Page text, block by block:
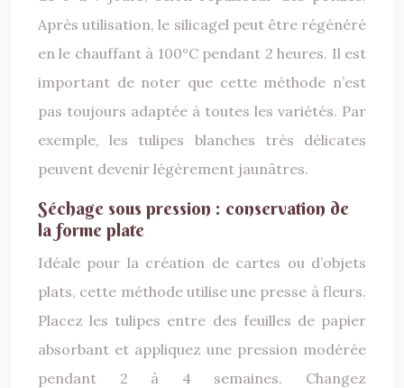
Après utilisation, le silicagel peut être régénéré
en le chauffant à 100°C pendant 2 heures. Il est
important de noter que cette méthode n’est
pas toujours adaptée à toutes les variétés. Par
exemple, les tulipes blanches très délicates
peuvent devenir légèrement jaunâtres.
Séchage sous pression : conservation de
la forme plate
Idéale pour la création de cartes ou d’objets
plats, cette méthode utilise une presse à fleurs.
Placez les tulipes entre des feuilles de papier
absorbant et appliquez une pression modérée
pendant 2 à 4 semaines. Changez